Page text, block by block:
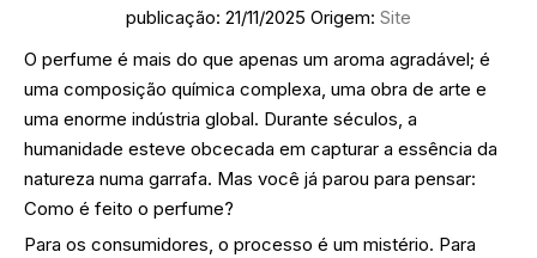
publicação: 21/11/2025 Origem: Site
O perfume é mais do que apenas um aroma agradável; é
uma composição química complexa, uma obra de arte e
uma enorme indústria global. Durante séculos, a
humanidade esteve obcecada em capturar a essência da
natureza numa garrafa. Mas você já parou para pensar:
Como é feito o perfume?
Para os consumidores, o processo é um mistério. Para